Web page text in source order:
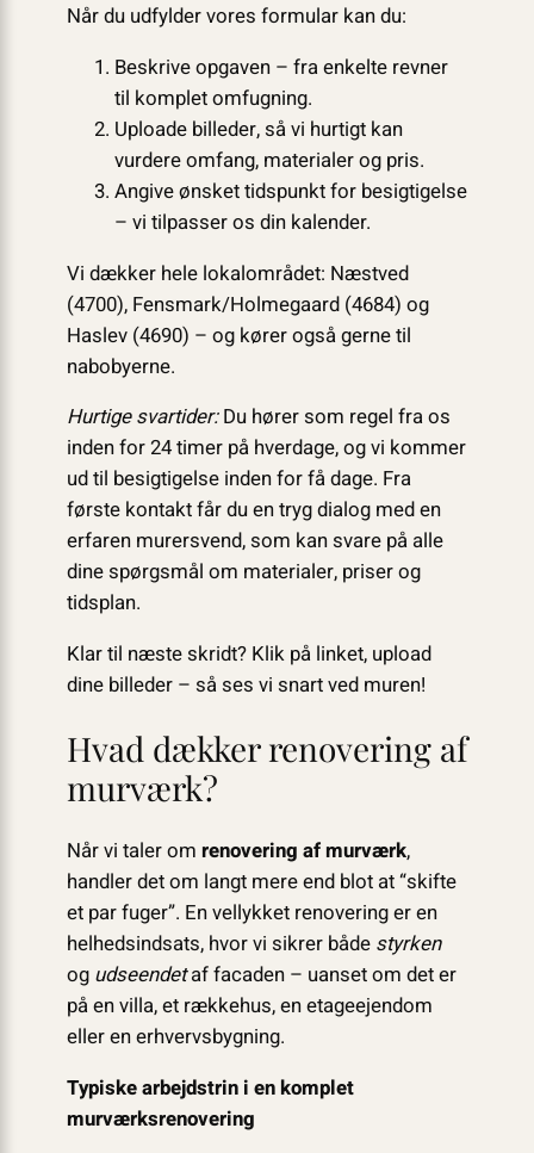
Når du udfylder vores formular kan du:
Beskrive opgaven – fra enkelte revner
til komplet omfugning.
Uploade billeder, så vi hurtigt kan
vurdere omfang, materialer og pris.
Angive ønsket tidspunkt for besigtigelse
– vi tilpasser os din kalender.
Vi dækker hele lokalområdet: Næstved
(4700), Fensmark/Holmegaard (4684) og
Haslev (4690) – og kører også gerne til
nabobyerne.
Hurtige svartider:Du hører som regel fra os
inden for 24 timer på hverdage, og vi kommer
ud til besigtigelse inden for få dage. Fra
første kontakt får du en tryg dialog med en
erfaren murersvend, som kan svare på alle
dine spørgsmål om materialer, priser og
tidsplan.
Klar til næste skridt? Klik på linket, upload
dine billeder – så ses vi snart ved muren!
Hvad dækker renovering af
murværk?
Når vi taler om renovering af murværk,
handler det om langt mere end blot at “skifte
et par fuger”. En vellykket renovering er en
helhedsindsats, hvor vi sikrer både styrken
og udseendetaf facaden – uanset om det er
på en villa, et rækkehus, en etageejendom
eller en erhvervsbygning.
Typiske arbejdstrin i en komplet
murværksrenovering